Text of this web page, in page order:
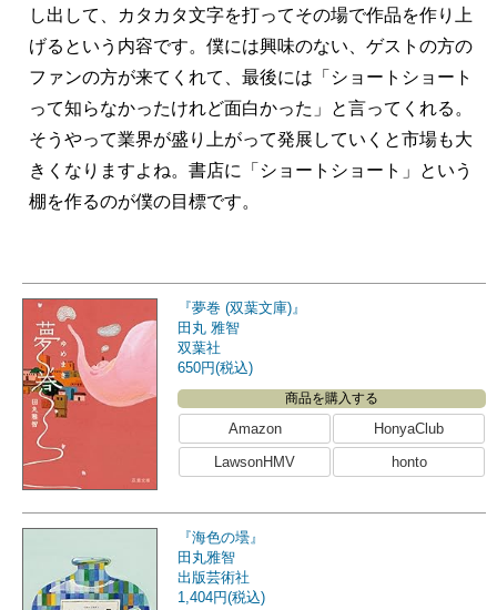
『夢巻 (双葉文庫)』
田丸 雅智
双葉社
650円(税込)
商品を購入する
Amazon
HonyaClub
LawsonHMV
honto
『海色の壜』
田丸雅智
出版芸術社
1,404円(税込)
し出して、カタカタ文字を打ってその場で作品を作り上
げるという内容です。僕には興味のない、ゲストの方の
ファンの方が来てくれて、最後には「ショートショート
って知らなかったけれど面白かった」と言ってくれる。
そうやって業界が盛り上がって発展していくと市場も大
きくなりますよね。書店に「ショートショート」という
棚を作るのが僕の目標です。